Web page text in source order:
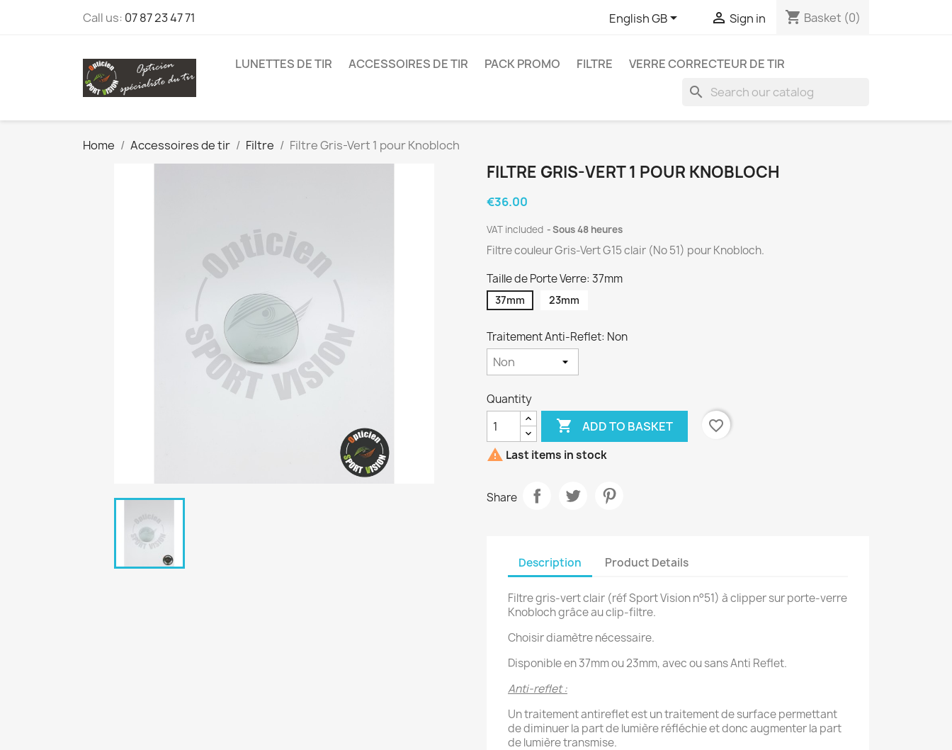
Call us: 07 87 23 47 71 English GB  Sign in shopping_cart Basket (0)
LUNETTES DE TIR ACCESSOIRES DE TIR PACK PROMO FILTRE VERRE CORRECTEUR DE TIR
search
Home Accessoires de tir Filtre Filtre Gris-Vert 1 pour Knobloch
FILTRE GRIS-VERT 1 POUR KNOBLOCH
€36.00
VAT included Sous 48 heures
Filtre couleur Gris-Vert G15 clair (No 51) pour Knobloch.
Taille de Porte Verre: 37mm
37mm 23mm
Traitement Anti-Reflet: Non
Quantity
 ADD TO BASKET
favorite_border
 Last items in stock
Share
Description Product Details
Filtre gris-vert clair (réf Sport Vision n°51) à clipper sur porte-verre
Knobloch grâce au clip-filtre.
Choisir diamètre nécessaire.
Disponible en 37mm ou 23mm, avec ou sans Anti Reflet.
Anti-reflet :
Un traitement antireflet est un traitement de surface permettant
de diminuer la part de lumière réfléchie et donc augmenter la part
de lumière transmise.